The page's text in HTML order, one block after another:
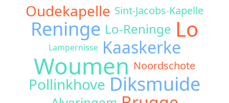
Oudekapelle Sint-Jacobs-Kapelle
Reninge Lo-Reninge Lo
Lampernisse Kaaskerke
Woumen Noordschote
Pollinkhove Diksmuide